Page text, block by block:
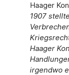
Haager
1907
Haager
irgendwo